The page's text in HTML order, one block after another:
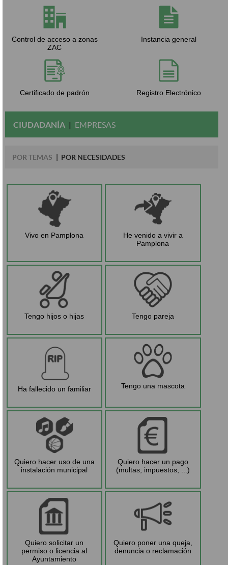
Control de acceso a zonas
ZAC
Instancia general
Certificado de padrón Registro Electrónico
CIUDADANÍA EMPRESAS
POR TEMAS POR NECESIDADES
Vivo en Pamplona
He venido a vivir a
Pamplona
Tengo hijos o hijas Tengo pareja
Ha fallecido un familiar Tengo una mascota
Quiero hacer uso de una
instalación municipal
Quiero hacer un pago
(multas, impuestos, ...)
Quiero solicitar un
permiso o licencia al
Ayuntamiento
Quiero poner una queja,
denuncia o reclamación